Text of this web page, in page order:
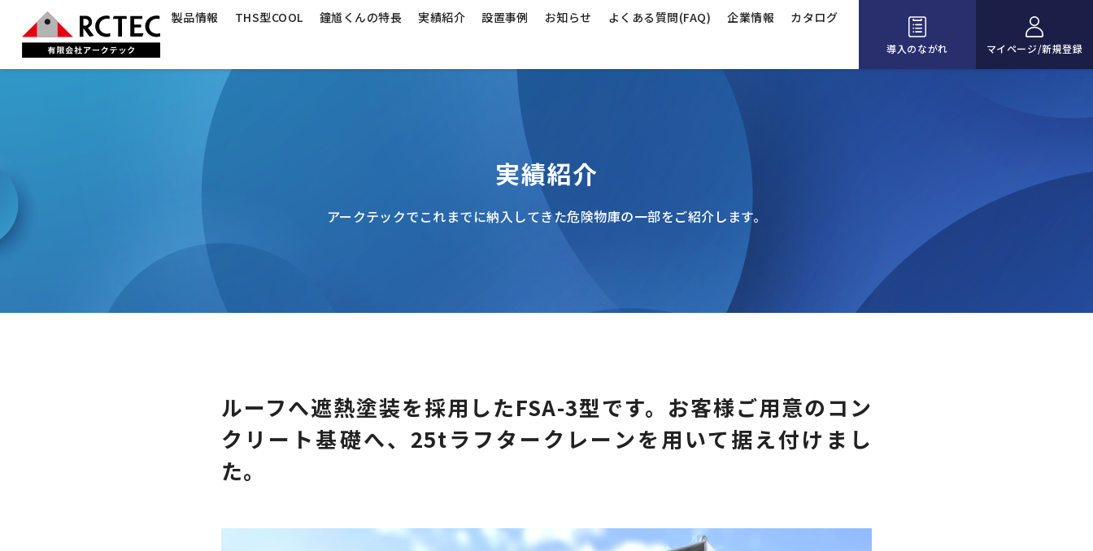
製品情報 THS型COOL 鐘馗くんの特長 実績紹介 設置事例 お知らせ よくある質問(FAQ) 企業情報 カタログ
導入のながれ マイページ/新規登録
実績紹介
アークテックでこれまでに納入してきた危険物庫の一部をご紹介します。
ルーフへ遮熱塗装を採用したFSA-3型です。お客様ご用意のコン
クリート基礎へ、25tラフタークレーンを用いて据え付けまし
た。